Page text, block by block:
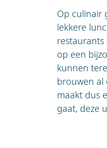
Op culinair
lekkere
op een
kunnen
brouwen al
maakt dus
gaat, deze